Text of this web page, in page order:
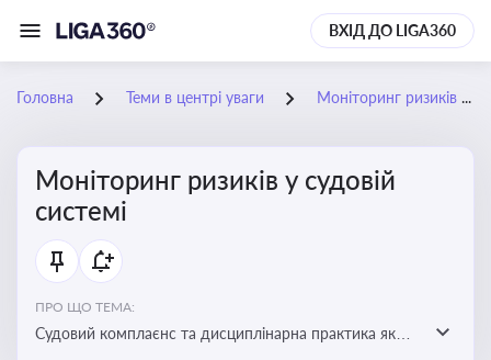
ВХІД ДО LIGA360
Головна Теми в центрі уваги Моніторинг ризиків у судовій системі
Моніторинг ризиків у судовій
системі
ПРО ЩО ТЕМА:
Судовий комплаєнс та дисциплінарна практика як